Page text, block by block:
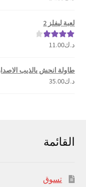
لعبة ليفلز 2
تم التقييم
د.ك11.00
طاولة انحش يالذيب
د.ك35.00
القائمة
تسوق